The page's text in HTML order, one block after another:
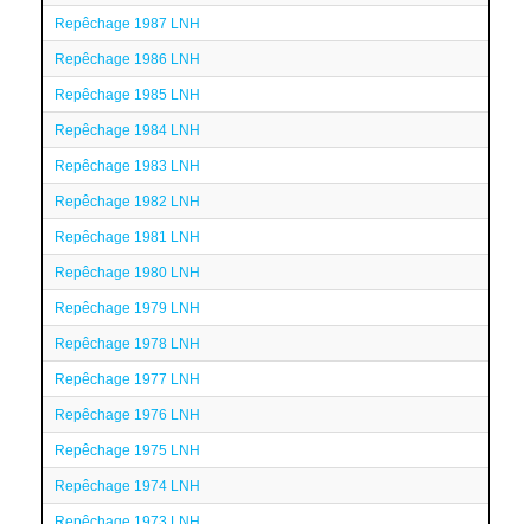
Repêchage 1987 LNH
Repêchage 1986 LNH
Repêchage 1985 LNH
Repêchage 1984 LNH
Repêchage 1983 LNH
Repêchage 1982 LNH
Repêchage 1981 LNH
Repêchage 1980 LNH
Repêchage 1979 LNH
Repêchage 1978 LNH
Repêchage 1977 LNH
Repêchage 1976 LNH
Repêchage 1975 LNH
Repêchage 1974 LNH